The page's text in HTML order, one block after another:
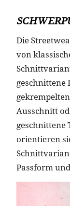
Die
von
geschnittene
Ausschnitt
geschnittene
orientieren
Passform